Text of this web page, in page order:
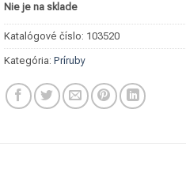
Nie je na sklade
Katalógové číslo: 103520
Kategória:Príruby